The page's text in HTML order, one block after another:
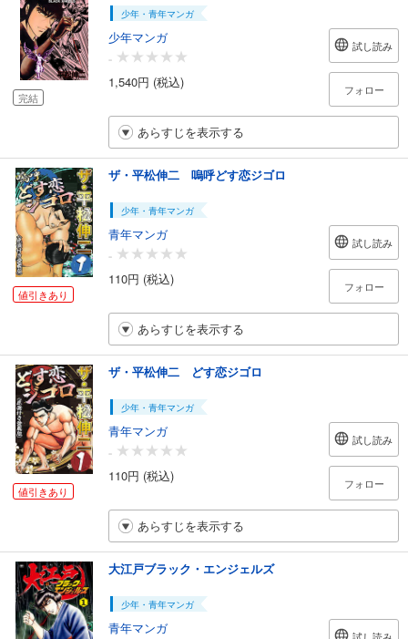
完結
少年・青年マンガ
少年マンガ
-
1,540円 (税込)
試し読み
フォロー
あらすじを表示する
値引きあり
ザ・平松伸二 嗚呼どす恋ジゴロ
少年・青年マンガ
青年マンガ
-
110円 (税込)
試し読み
フォロー
あらすじを表示する
値引きあり
ザ・平松伸二 どす恋ジゴロ
少年・青年マンガ
青年マンガ
-
110円 (税込)
試し読み
フォロー
あらすじを表示する
大江戸ブラック・エンジェルズ
少年・青年マンガ
青年マンガ
試し読み